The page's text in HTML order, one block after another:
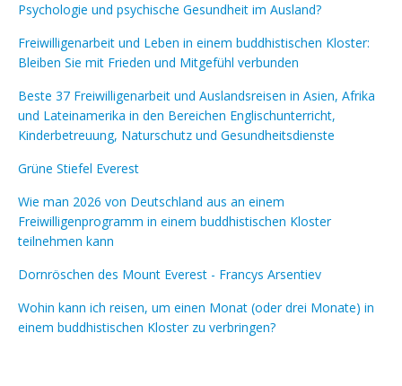
Psychologie und psychische Gesundheit im Ausland?
Freiwilligenarbeit und Leben in einem buddhistischen Kloster:
Bleiben Sie mit Frieden und Mitgefühl verbunden
Beste 37 Freiwilligenarbeit und Auslandsreisen in Asien, Afrika
und Lateinamerika in den Bereichen Englischunterricht,
Kinderbetreuung, Naturschutz und Gesundheitsdienste
Grüne Stiefel Everest
Wie man 2026 von Deutschland aus an einem
Freiwilligenprogramm in einem buddhistischen Kloster
teilnehmen kann
Dornröschen des Mount Everest - Francys Arsentiev
Wohin kann ich reisen, um einen Monat (oder drei Monate) in
einem buddhistischen Kloster zu verbringen?